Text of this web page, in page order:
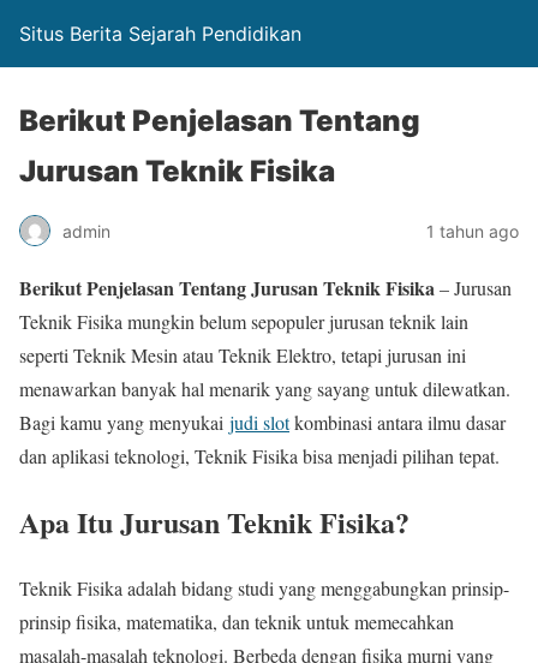
Situs Berita Sejarah Pendidikan
Berikut Penjelasan Tentang
Jurusan Teknik Fisika
admin 1 tahun ago
Berikut Penjelasan Tentang Jurusan Teknik Fisika– Jurusan
Teknik Fisika mungkin belum sepopuler jurusan teknik lain
seperti Teknik Mesin atau Teknik Elektro, tetapi jurusan ini
menawarkan banyak hal menarik yang sayang untuk dilewatkan.
Bagi kamu yang menyukai judi slotkombinasi antara ilmu dasar
dan aplikasi teknologi, Teknik Fisika bisa menjadi pilihan tepat.
Apa Itu Jurusan Teknik Fisika?
Teknik Fisika adalah bidang studi yang menggabungkan prinsip-
prinsip fisika, matematika, dan teknik untuk memecahkan
masalah-masalah teknologi. Berbeda dengan fisika murni yang